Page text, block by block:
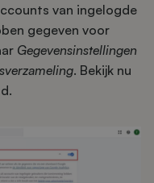
van ingelogde
gegeven voor
Gegevensinstellingen
. Bekijk nu